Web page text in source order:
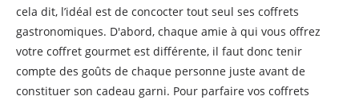
cela dit, l’idéal est de concocter tout seul ses coffrets
gastronomiques. D'abord, chaque amie à qui vous offrez
votre coffret gourmet est différente, il faut donc tenir
compte des goûts de chaque personne juste avant de
constituer son cadeau garni. Pour parfaire vos coffrets